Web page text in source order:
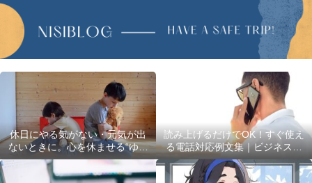
休日にやる気がない・元気が出
ないときに。心を休ませる“ゆる
い過ごし方”5選
読み上げるだけでOK！すぐ使え
る電話対応例文集｜ビジネスで
使える最初の言葉・最後の言葉
も完全網羅